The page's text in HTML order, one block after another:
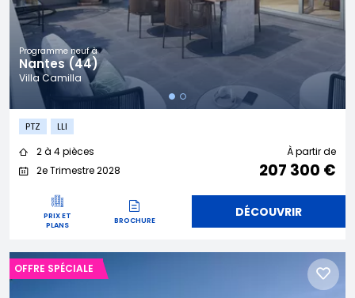
Programme neuf à
Nantes (44)
Villa Camilla
PTZ LLI
2 à 4 pièces
2e Trimestre 2028
À partir de
207 300 €
PRIX ET
PLANS
BROCHURE
DÉCOUVRIR
OFFRE SPÉCIALE